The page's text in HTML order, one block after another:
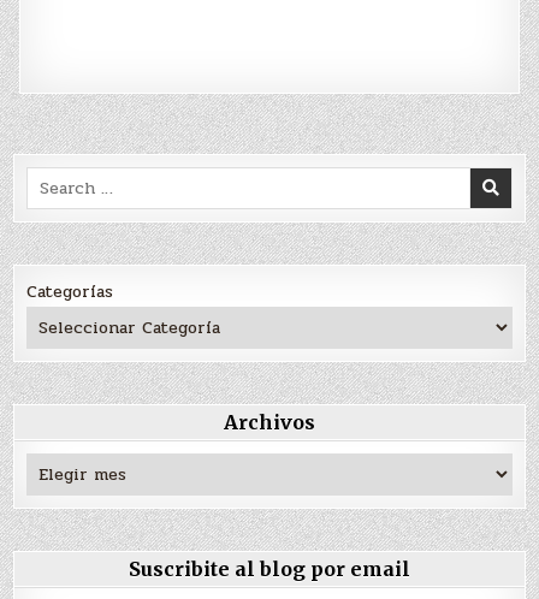
Search
for:
Categorías
Archivos
Archivos
Suscribite al blog por email